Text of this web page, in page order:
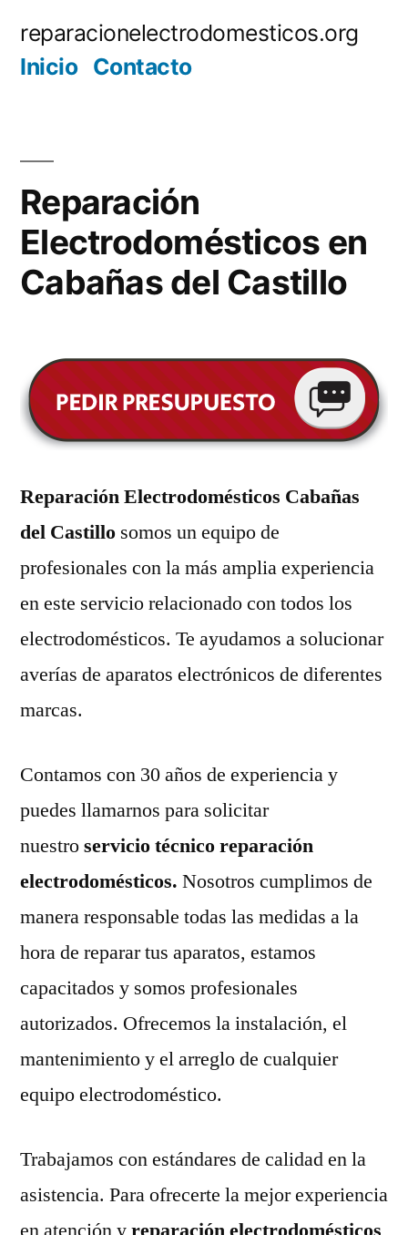
reparacionelectrodomesticos.org
Inicio Contacto
Reparación
Electrodomésticos en
Cabañas del Castillo
Reparación Electrodomésticos Cabañas
del Castillo somos un equipo de
profesionales con la más amplia experiencia
en este servicio relacionado con todos los
electrodomésticos. Te ayudamos a solucionar
averías de aparatos electrónicos de diferentes
marcas.
Contamos con 30 años de experiencia y
puedes llamarnos para solicitar
nuestroservicio técnico reparación
electrodomésticos. Nosotros cumplimos de
manera responsable todas las medidas a la
hora de reparar tus aparatos, estamos
capacitados y somos profesionales
autorizados. Ofrecemos la instalación, el
mantenimiento y el arreglo de cualquier
equipo electrodoméstico.
Trabajamos con estándares de calidad en la
asistencia. Para ofrecerte la mejor experiencia